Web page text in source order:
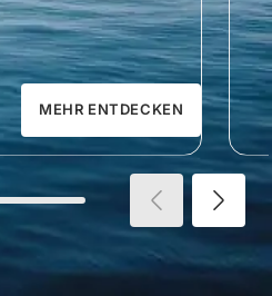
MEHR ENTDECKEN